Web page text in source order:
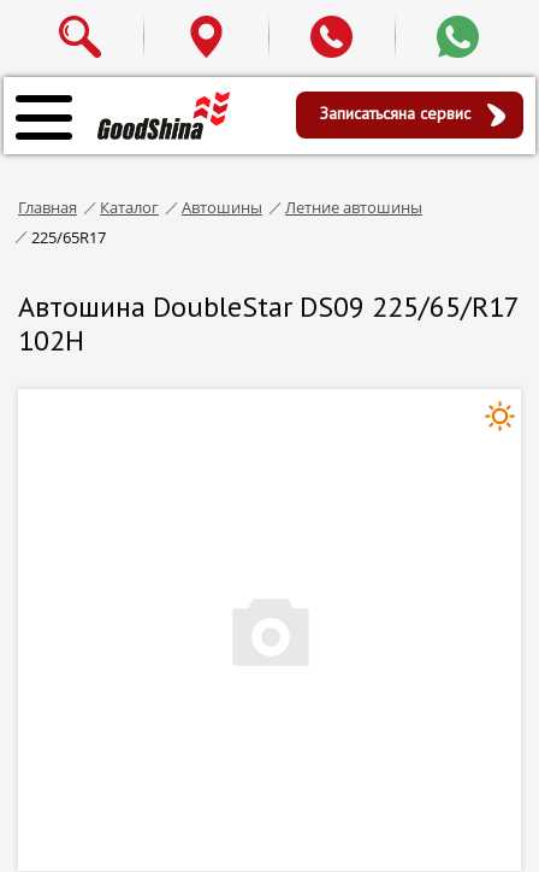
Записатьсяна сервис
Главная Каталог Автошины
Летние автошины
225/65R17
Автошина DoubleStar DS09 225/65/R17
102H